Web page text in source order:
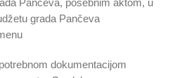
Pančeva, posebnim aktom, u
grada Pančeva
dokumentacijom